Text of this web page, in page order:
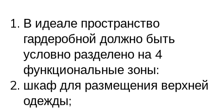
В идеале пространство
гардеробной должно быть
условно разделено на 4
функциональные зоны:
шкаф для размещения верхней
одежды;